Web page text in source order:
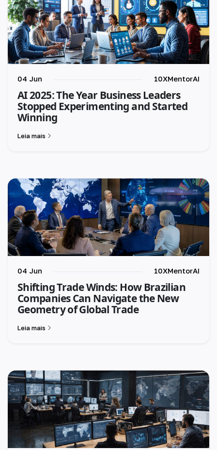
04 Jun 10XMentorAI
AI 2025: The Year Business Leaders
Stopped Experimenting and Started
Winning
Leia mais
04 Jun 10XMentorAI
Shifting Trade Winds: How Brazilian
Companies Can Navigate the New
Geometry of Global Trade
Leia mais